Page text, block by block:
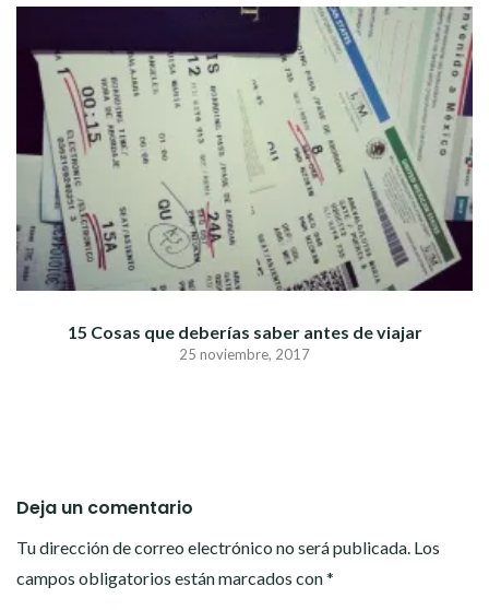
15 Cosas que deberías saber antes de viajar
25 noviembre, 2017
Deja un comentario
Tu dirección de correo electrónico no será publicada. Los
campos obligatorios están marcados con*